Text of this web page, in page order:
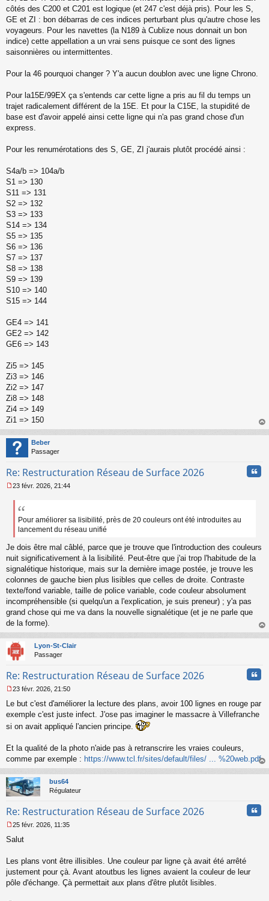
s
s
g
e
n
n
côtés des C200 et C201 est logique (et 247 c'est déjà pris). Pour les S,
GE et ZI : bon débarras de ces indices perturbant plus qu'autre chose les
voyageurs. Pour les navettes (la N189 à Cublize nous donnait un bon
indice) cette appellation a un vrai sens puisque ce sont des lignes
saisonnières ou intermittentes.
Pour la 46 pourquoi changer ? Y'a aucun doublon avec une ligne Chrono.
Pour la15E/99EX ça s'entends car cette ligne a pris au fil du temps un
trajet radicalement différent de la 15E. Et pour la C15E, la stupidité de
base est d'avoir appelé ainsi cette ligne qui n'a pas grand chose d'un
express.
Pour les renumérotations des S, GE, ZI j'aurais plutôt procédé ainsi :
S4a/b => 104a/b
S1 => 130
S11 => 131
S2 => 132
S3 => 133
S14 => 134
S5 => 135
S6 => 136
S7 => 137
S8 => 138
S9 => 139
S10 => 140
S15 => 144
GE4 => 141
GE2 => 142
GE6 => 143
Zi5 => 145
Zi3 => 146
Zi2 => 147
Zi8 => 148
Zi4 => 149
Zi1 => 150
au
Beber
Passager
Re: Restructuration Réseau de Surface 2026
e
g
e
n
n
l
u
23 févr. 2026, 21:44
Pour améliorer sa lisibilité, près de 20 couleurs ont été introduites au
lancement du réseau unifié
Je dois être mal câblé, parce que je trouve que l'introduction des couleurs
nuit significativement à la lisibilité. Peut-être que j'ai trop l'habitude de la
signalétique historique, mais sur la dernière image postée, je trouve les
colonnes de gauche bien plus lisibles que celles de droite. Contraste
texte/fond variable, taille de police variable, code couleur absolument
incompréhensible (si quelqu'un a l'explication, je suis preneur) ; y'a pas
grand chose qui me va dans la nouvelle signalétique (et je ne parle que
de la forme).
au
Lyon-St-Clair
Passager
Re: Restructuration Réseau de Surface 2026
e
s
a
e
n
o
n
l
u
23 févr. 2026, 21:50
Le but c'est d'améliorer la lecture des plans, avoir 100 lignes en rouge par
exemple c'est juste infect. J'ose pas imaginer le massacre à Villefranche
si on avait appliqué l'ancien principe.
Et la qualité de la photo n'aide pas à retranscrire les vraies couleurs,
comme par exemple : https://www.tcl.fr/sites/default/files/ ... %20web.pdf
au
bus64
Régulateur
Re: Restructuration Réseau de Surface 2026
e
s
g
e
25 févr. 2026, 11:35
Salut
Les plans vont être illisibles. Une couleur par ligne çà avait été arrêté
justement pour çà. Avant atoutbus les lignes avaient la couleur de leur
pôle d'échange. Çà permettait aux plans d'être plutôt lisibles.